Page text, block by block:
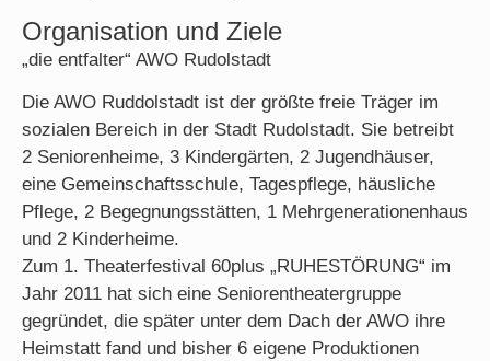
Organisation und Ziele
„die entfalter“ AWO Rudolstadt
Die AWO Ruddolstadt ist der größte freie Träger im
sozialen Bereich in der Stadt Rudolstadt. Sie betreibt
2 Seniorenheime, 3 Kindergärten, 2 Jugendhäuser,
eine Gemeinschaftsschule, Tagespflege, häusliche
Pflege, 2 Begegnungsstätten, 1 Mehrgenerationenhaus
und 2 Kinderheime.
Zum 1. Theaterfestival 60plus „RUHESTÖRUNG“ im
Jahr 2011 hat sich eine Seniorentheatergruppe
gegründet, die später unter dem Dach der AWO ihre
Heimstatt fand und bisher 6 eigene Produktionen